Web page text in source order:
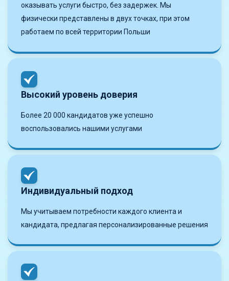
оказывать услуги быстро, без задержек. Мы
физически представлены в двух точках, при этом
работаем по всей территории Польши
Высокий уровень доверия
Более 20 000 кандидатов уже успешно
воспользовались нашими услугами
Индивидуальный подход
Мы учитываем потребности каждого клиента и
кандидата, предлагая персонализированные решения